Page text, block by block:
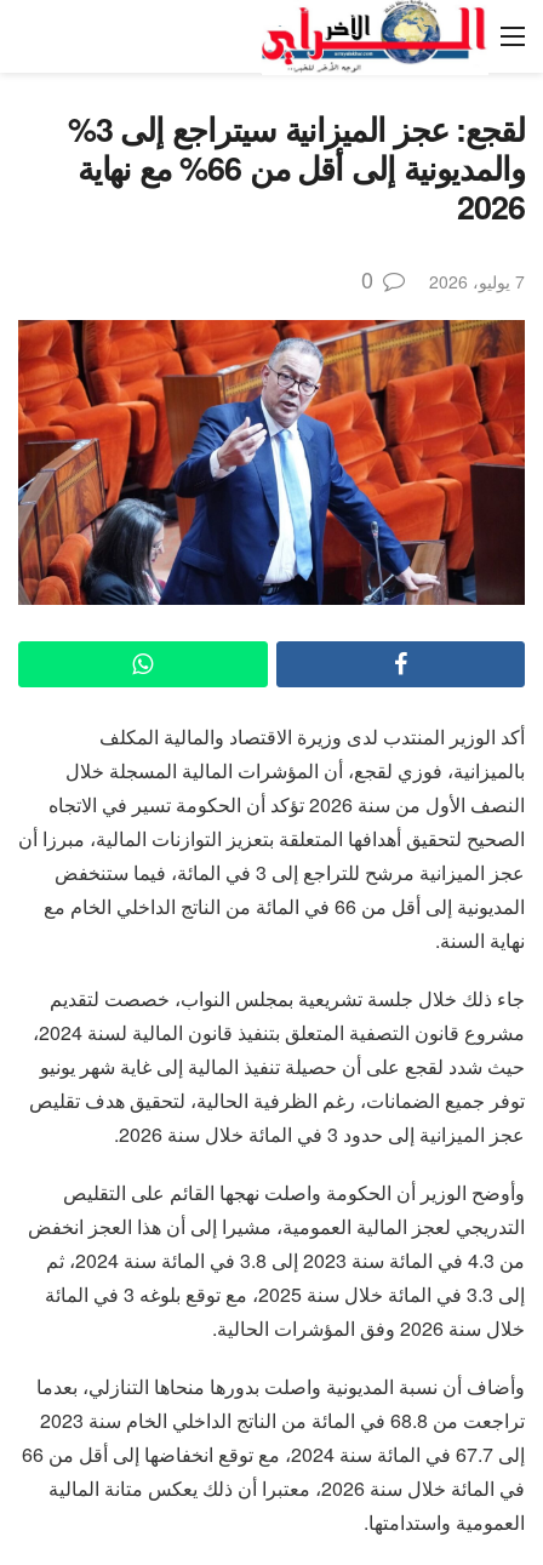
لقجع: عجز الميزانية سيتراجع إلى 3%
والمديونية إلى أقل من 66% مع نهاية
2026
7 يوليو، 2026 0
أكد الوزير المنتدب لدى وزيرة الاقتصاد والمالية المكلف
بالميزانية، فوزي لقجع، أن المؤشرات المالية المسجلة خلال
النصف الأول من سنة 2026 تؤكد أن الحكومة تسير في الاتجاه
الصحيح لتحقيق أهدافها المتعلقة بتعزيز التوازنات المالية، مبرزا أن
عجز الميزانية مرشح للتراجع إلى 3 في المائة، فيما ستنخفض
المديونية إلى أقل من 66 في المائة من الناتج الداخلي الخام مع
نهاية السنة.
جاء ذلك خلال جلسة تشريعية بمجلس النواب، خصصت لتقديم
مشروع قانون التصفية المتعلق بتنفيذ قانون المالية لسنة 2024،
حيث شدد لقجع على أن حصيلة تنفيذ المالية إلى غاية شهر يونيو
توفر جميع الضمانات، رغم الظرفية الحالية، لتحقيق هدف تقليص
عجز الميزانية إلى حدود 3 في المائة خلال سنة 2026.
وأوضح الوزير أن الحكومة واصلت نهجها القائم على التقليص
التدريجي لعجز المالية العمومية، مشيرا إلى أن هذا العجز انخفض
من 4.3 في المائة سنة 2023 إلى 3.8 في المائة سنة 2024، ثم
إلى 3.3 في المائة خلال سنة 2025، مع توقع بلوغه 3 في المائة
خلال سنة 2026 وفق المؤشرات الحالية.
وأضاف أن نسبة المديونية واصلت بدورها منحاها التنازلي، بعدما
تراجعت من 68.8 في المائة من الناتج الداخلي الخام سنة 2023
إلى 67.7 في المائة سنة 2024، مع توقع انخفاضها إلى أقل من 66
في المائة خلال سنة 2026، معتبرا أن ذلك يعكس متانة المالية
العمومية واستدامتها.